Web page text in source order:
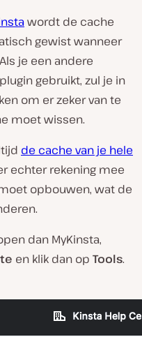
wordt de cache
gewist wanneer
je een andere
gebruikt, zul je in
om er zeker van te
moet wissen.
de cache van je hele
echter rekening mee
opbouwen, wat de
dan MyKinsta,
en klik dan op Tools.